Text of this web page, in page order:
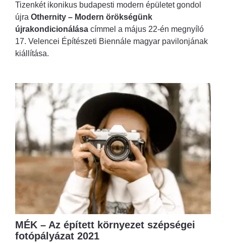
Tizenkét ikonikus budapesti modern épületet gondol
újra Othernity – Modern örökségünk
újrakondicionálása címmel a május 22-én megnyíló
17. Velencei Építészeti Biennále magyar pavilonjának
kiállítása.
MÉK – Az épített környezet szépségei
fotópályázat 2021